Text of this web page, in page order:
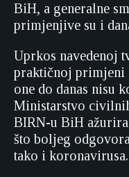
BiH, a generalne
primjenjive su i
Uprkos navedenoj
praktičnoj primjeni
one do danas nisu
Ministarstvo
BIRN-u BiH
što boljeg
tako i koronavirusa.